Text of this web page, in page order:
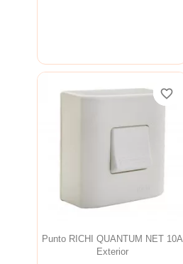
Punto RICHI QUANTUM NET 10A
Exterior
favorite_border
favorite_border
favorite_border